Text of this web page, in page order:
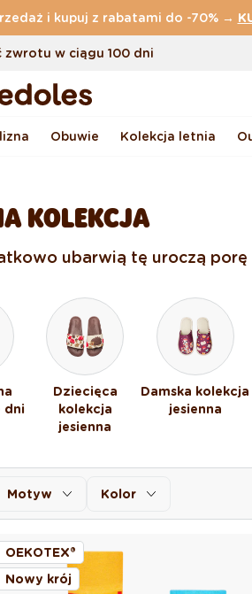
i kupuj z rabatami do -70% →
o wartości powyżej169 zł
zwrotu w ciągu 100 dni
stworzone przez nas
Obuwie Kolekcja letnia
KOLEKCJA
ubarwią tę uroczą porę
dni
Dziecięca
kolekcja
jesienna
Damska kolekcja
jesienna
Motyw Kolor
OEKOTEX®
Nowy krój